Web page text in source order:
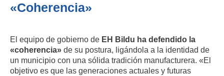
«Coherencia»
El equipo de gobierno de EH Bildu ha defendido la
«coherencia» de su postura, ligándola a la identidad de
un municipio con una sólida tradición manufacturera. «El
objetivo es que las generaciones actuales y futuras